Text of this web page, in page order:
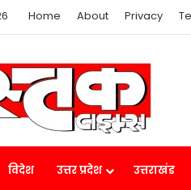
Home About Privacy
विदेश उत्तर प्रदेश उत्तराखंड